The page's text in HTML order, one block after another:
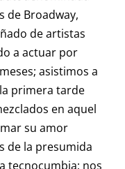
de Broadway,
de artistas
a actuar por
asistimos a
primera tarde
en aquel
su amor
de la presumida
tecnocumbia; nos